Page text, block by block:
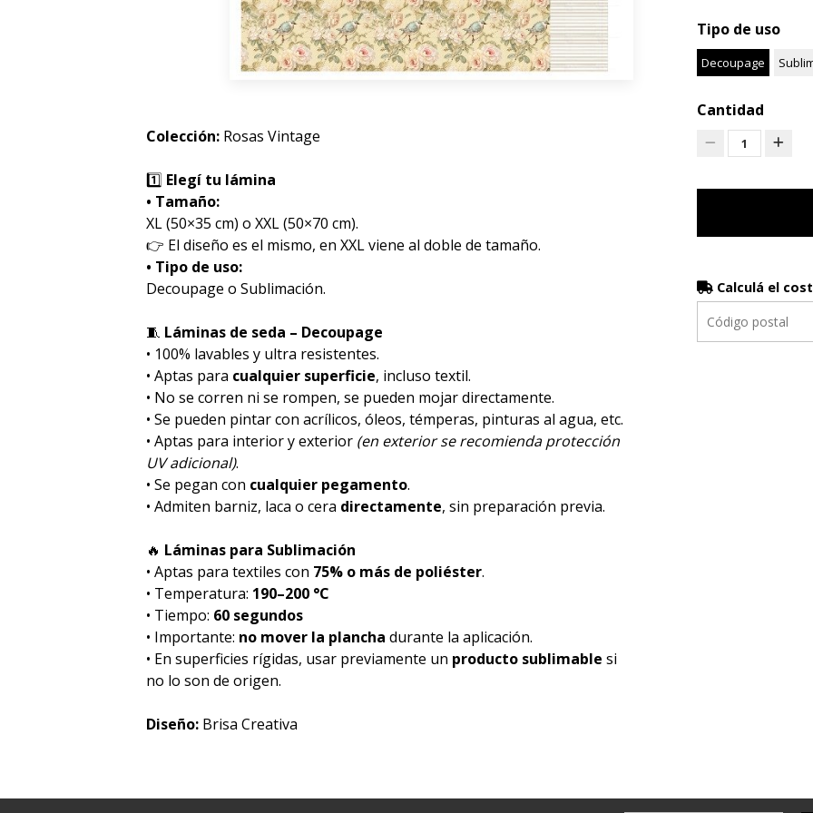
Colección: Rosas Vintage
1️⃣ Elegí tu lámina
• Tamaño:
XL (50×35 cm) o XXL (50×70 cm).
👉 El diseño es el mismo, en XXL viene al doble de tamaño.
• Tipo de uso:
Decoupage o Sublimación.
🧵 Láminas de seda – Decoupage
• 100% lavables y ultra resistentes.
• Aptas para cualquier superficie, incluso textil.
• No se corren ni se rompen, se pueden mojar directamente.
• Se pueden pintar con acrílicos, óleos, témperas, pinturas al agua, etc.
• Aptas para interior y exterior (en exterior se recomienda protección
UV adicional).
• Se pegan con cualquier pegamento.
• Admiten barniz, laca o cera directamente, sin preparación previa.
🔥 Láminas para Sublimación
• Aptas para textiles con 75% o más de poliéster.
• Temperatura: 190–200 °C
• Tiempo: 60 segundos
• Importante: no mover la plancha durante la aplicación.
• En superficies rígidas, usar previamente un producto sublimable si
no lo son de origen.
Diseño: Brisa Creativa
Tipo de uso
Decoupage
Cantidad
1
Calculá el